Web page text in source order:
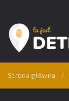
Tu Jest Detektyw
Strona główna /